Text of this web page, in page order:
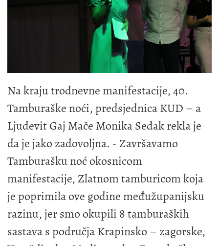
Na kraju trodnevne manifestacije, 40.
Tamburaške noći, predsjednica KUD – a
Ljudevit Gaj Mače Monika Sedak rekla je
da je jako zadovoljna. - Završavamo
Tamburašku noć okosnicom
manifestacije, Zlatnom tamburicom koja
je poprimila ove godine međužupanijsku
razinu, jer smo okupili 8 tamburaških
sastava s područja Krapinsko – zagorske,